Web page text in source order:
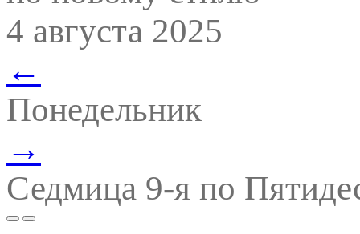
4 августа 2025
←
Понедельник
→
Седмица 9-я по